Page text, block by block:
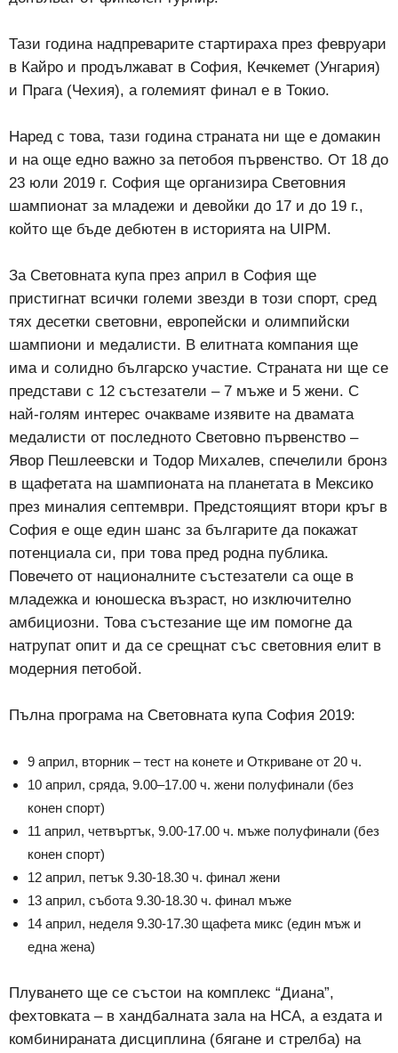
Тази година надпреварите стартираха през февруари
в Кайро и продължават в София, Кечкемет (Унгария)
и Прага (Чехия), а големият финал е в Токио.
Наред с това, тази година страната ни ще е домакин
и на още едно важно за петобоя първенство. От 18 до
23 юли 2019 г. София ще организира Световния
шампионат за младежи и девойки до 17 и до 19 г.,
който ще бъде дебютен в историята на UIPM.
За Световната купа през април в София ще
пристигнат всички големи звезди в този спорт, сред
тях десетки световни, европейски и олимпийски
шампиони и медалисти. В елитната компания ще
има и солидно българско участие. Страната ни ще се
представи с 12 състезатели – 7 мъже и 5 жени. С
най-голям интерес очакваме изявите на двамата
медалисти от последното Световно първенство –
Явор Пешлеевски и Тодор Михалев, спечелили бронз
в щафетата на шампионата на планетата в Мексико
през миналия септември. Предстоящият втори кръг в
София е още един шанс за българите да покажат
потенциала си, при това пред родна публика.
Повечето от националните състезатели са още в
младежка и юношеска възраст, но изключително
амбициозни. Това състезание ще им помогне да
натрупат опит и да се срещнат със световния елит в
модерния петобой.
Пълна програма на Световната купа София 2019:
9 април, вторник – тест на конете и Откриване от 20 ч.
10 април, сряда, 9.00–17.00 ч. жени полуфинали (без
конен спорт)
11 април, четвъртък, 9.00-17.00 ч. мъже полуфинали (без
конен спорт)
12 април, петък 9.30-18.30 ч. финал жени
13 април, събота 9.30-18.30 ч. финал мъже
14 април, неделя 9.30-17.30 щафета микс (един мъж и
една жена)
Плуването ще се състои на комплекс “Диана”,
фехтовката – в хандбалната зала на НСА, а ездата и
комбинираната дисциплина (бягане и стрелба) на